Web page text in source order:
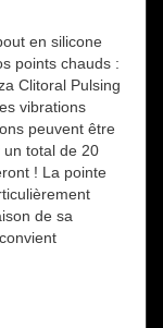
en silicone
points chauds :
Clitoral Pulsing
vibrations
peuvent être
total de 20
! La pointe
de sa